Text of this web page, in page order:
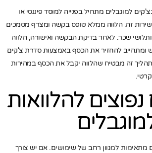
למוגבלים מתחיל בפנייה למוסד פיננסי או
זה. הלווה ממלא טופס בקשה ומצרף מסמכים
שכר. לאחר בדיקת הבקשה ואישורה, הלווה
להחזיר את הכסף באמצעות סדרת צ'קים
זה מבטיח שהלווה יקבל את הכסף במהירות
להלוואות
מתאימות למגוון רחב של שימושים. אם יש צורך